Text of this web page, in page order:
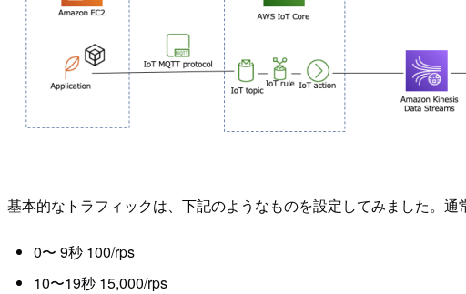
基本的なトラフィックは、下記のようなものを設定してみました。
0〜 9秒 100/rps
10〜19秒 15,000/rps